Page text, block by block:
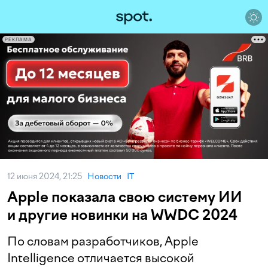
РЕКЛАМА
12 июня 2024, 21:25 Новости IT
Apple показала свою систему ИИ
и другие новинки на WWDC 2024
По словам разработчиков, Apple
Intelligence отличается высокой